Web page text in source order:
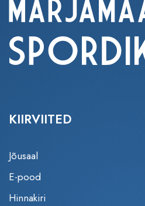
KIIRVIITED
Jõusaal
E-pood
Hinnakiri